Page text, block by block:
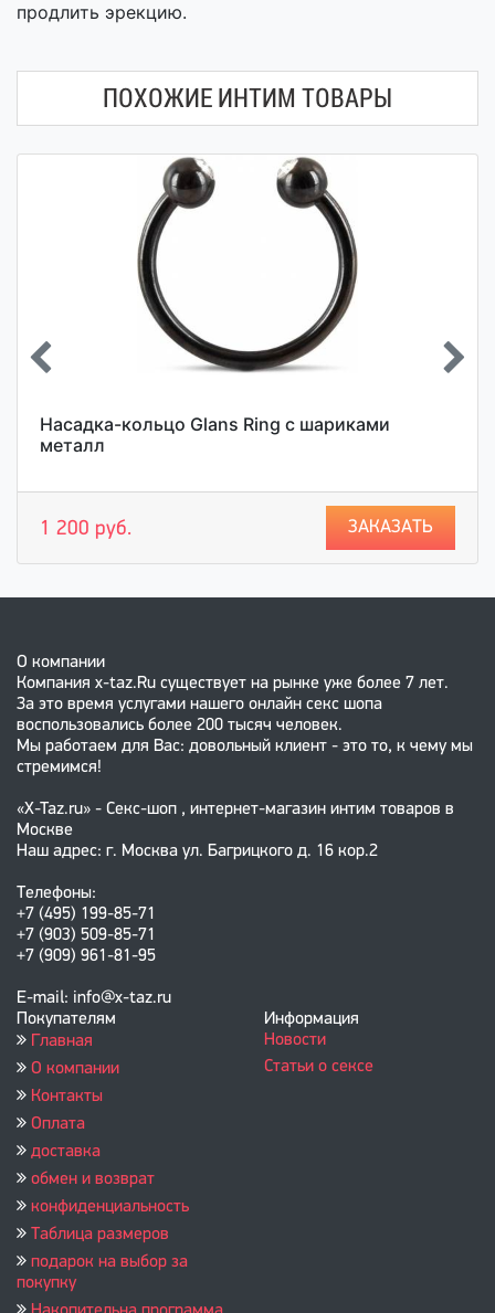
продлить эрекцию.
ПОХОЖИЕ ИНТИМ ТОВАРЫ
Насадка-кольцо Glans Ring с шариками
металл
1 200 руб. ЗАКАЗАТЬ
О компании
Компания x-taz.Ru существует на рынке уже более 7 лет.
За это время услугами нашего онлайн секс шопа
воспользовались более 200 тысяч человек.
Мы работаем для Вас: довольный клиент - это то, к чему мы
стремимся!
«X-Taz.ru» - Секс-шоп , интернет-магазин интим товаров в
Москве
Наш адрес: г. Москва ул. Багрицкого д. 16 кор.2
Телефоны:
+7 (495) 199-85-71
+7 (903) 509-85-71
+7 (909) 961-81-95
E-mail: info@x-taz.ru
Покупателям
Главная
О компании
Контакты
Оплата
доставка
обмен и возврат
конфиденциальность
Таблица размеров
подарок на выбор за
покупку
Информация
Новости
Статьи о сексе